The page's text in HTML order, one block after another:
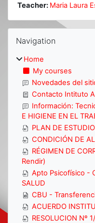
Teacher: Maria Laura
Blocks
Navigation
Home
My courses
Novedades del
Contacto Intituto
Información:
E HIGIENE EN EL
PLAN DE ESTUDIO
CONDICIÓN DE
RÉGIMEN DE
Rendir)
Apto Psicofísico -
SALUD
CBU -
ACUERDO
RESOLUCION Nº